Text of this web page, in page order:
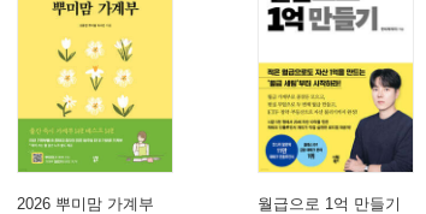
2026 뿌미맘 가계부 월급으로 1억 만들기